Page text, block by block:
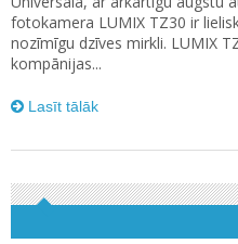
fotokamera LUMIX TZ30 ir
nozīmīgu dzīves mirkli. LUMIX
kompānijas...
Lasīt tālāk